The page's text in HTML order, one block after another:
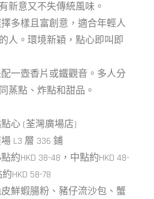
新意又不失傳統風味。
多樣且富創意，適合年輕人
人。環境新穎，點心即叫即
一壺香片或鐵觀音。多人分
蒸點、炸點和甜品。
心 (荃灣廣場店)
L3 層 336 鋪
約HKD 38-48，中點約HKD 48-
HKD 58-78
鮮蝦腸粉、豬仔流沙包、蟹